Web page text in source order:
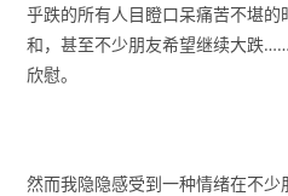
乎跌的所有人目瞪口呆痛苦不堪
和，甚至不少朋友希望继续大跌
欣慰。
然而我隐隐感受到一种情绪在不